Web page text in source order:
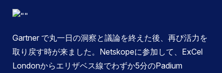
Gartner で丸一日の洞察と議論を終えた後、再び活力を
取り戻す時が来ました。Netskopeに参加して、ExCel
Londonからエリザベス線でわずか5分のPadium